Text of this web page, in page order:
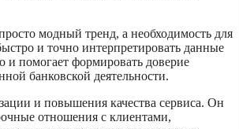
модный тренд, а необходимость для
и точно интерпретировать данные
и помогает формировать доверие
банковской деятельности.
и повышения качества сервиса. Он
отношения с клиентами,